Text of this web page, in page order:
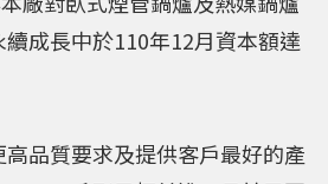
成長中於110年12月資本額達
品質要求及提供客戶最好的產